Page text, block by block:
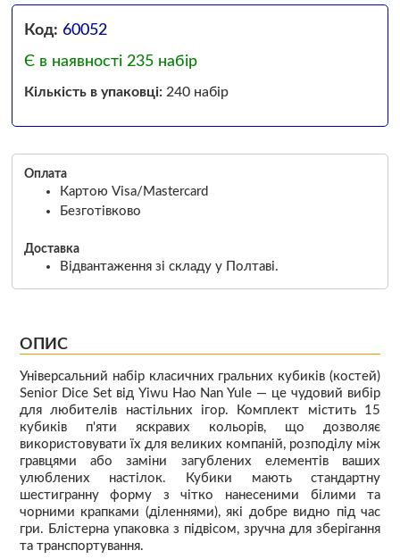
Код: 60052
Є в наявності 235 набір
Кількість в упаковці:240 набір
Оплата
Картою Visa/Mastercard
Безготівково
Доставка
Відвантаження зі складу у Полтаві.
ОПИС
Універсальний набір класичних гральних кубиків (костей)
Senior Dice Set від Yiwu Hao Nan Yule — це чудовий вибір
для любителів настільних ігор. Комплект містить 15
кубиків п'яти яскравих кольорів, що дозволяє
використовувати їх для великих компаній, розподілу між
гравцями або заміни загублених елементів ваших
улюблених настілок. Кубики мають стандартну
шестигранну форму з чітко нанесеними білими та
чорними крапками (діленнями), які добре видно під час
гри. Блістерна упаковка з підвісом, зручна для зберігання
та транспортування.